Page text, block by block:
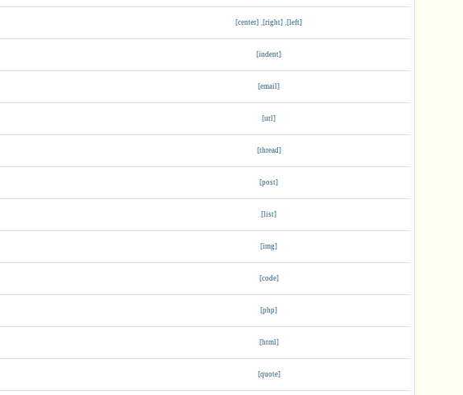
[left]
,
[right]
,
[center]
[indent]
[email]
[url]
[thread]
[post]
[list]
[img]
[code]
[php]
[html]
[quote]